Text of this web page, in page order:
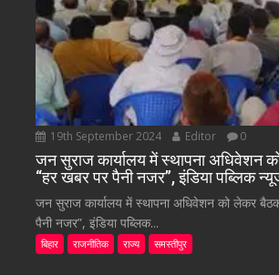
19th September 2024 Editor 0
जन सुराज कार्यालय में स्थापना अधिवेशन
“हर खबर पर पैनी नजर”, इंडिया पब्लिक
जन सुराज कार्यालय में स्थापना अधिवेशन को लेकर
पैनी नजर”, इंडिया पब्लिक...
बिहार राजनीतिक राज्य समस्तीपुर